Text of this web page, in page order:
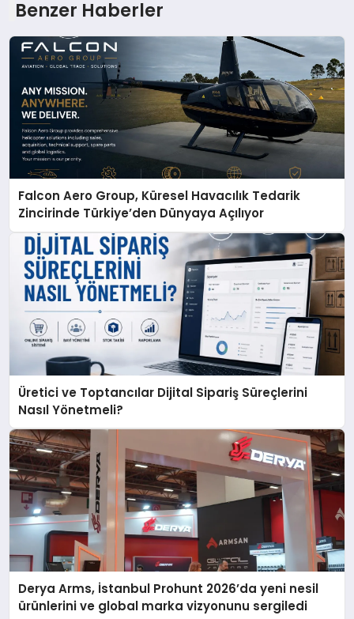
Benzer Haberler
Falcon Aero Group, Küresel Havacılık Tedarik
Zincirinde Türkiye’den Dünyaya Açılıyor
Üretici ve Toptancılar Dijital Sipariş Süreçlerini
Nasıl Yönetmeli?
Derya Arms, İstanbul Prohunt 2026’da yeni nesil
ürünlerini ve global marka vizyonunu sergiledi